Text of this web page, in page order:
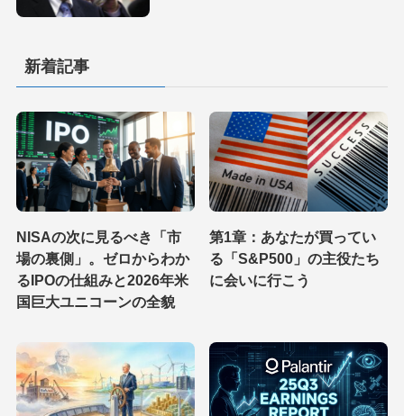
新着記事
NISAの次に見るべき「市
場の裏側」。ゼロからわか
るIPOの仕組みと2026年米
国巨大ユニコーンの全貌
第1章：あなたが買ってい
る「S&P500」の主役たち
に会いに行こう